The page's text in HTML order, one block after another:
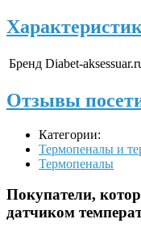
Бренд Diabet-
Отзывы
Категории:
Термопеналы и
Термопеналы
Покупатели,
датчиком